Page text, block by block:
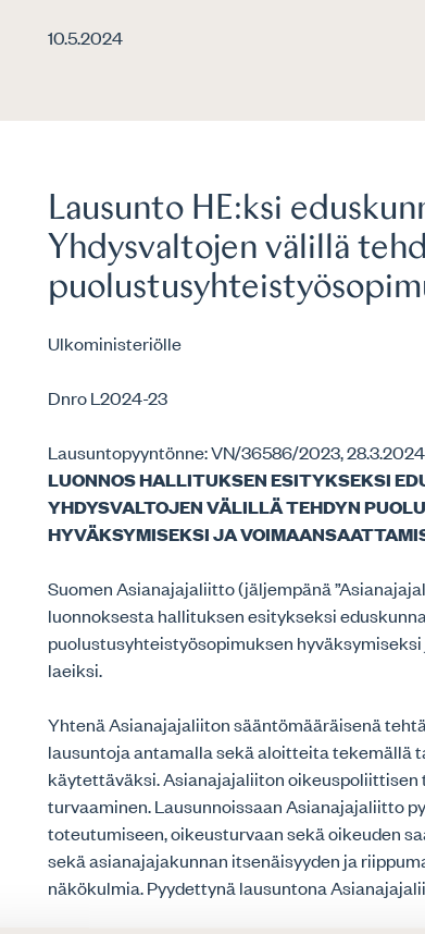
10.5.2024
Lausunto HE:ksi
Yhdysvaltojen välillä
Ulkoministeriölle
Dnro L2024-23
Lausuntopyyntönne: VN/36586/2023, 28.3.2024
LUONNOS HALLITUKSEN ESITYKSEKSI
YHDYSVALTOJEN VÄLILLÄ TEHDYN
HYVÄKSYMISEKSI JA
Suomen Asianajajaliitto (jäljempänä
luonnoksesta hallituksen esitykseksi
puolustusyhteistyösopimuksen
laeiksi.
Yhtenä Asianajajaliiton sääntömääräisenä
lausuntoja antamalla sekä aloitteita tekemällä
käytettäväksi. Asianajajaliiton
turvaaminen. Lausunnoissaan Asianajajaliitto
toteutumiseen, oikeusturvaan sekä oikeuden
sekä asianajajakunnan itsenäisyyden ja
näkökulmia. Pyydettynä lausuntona